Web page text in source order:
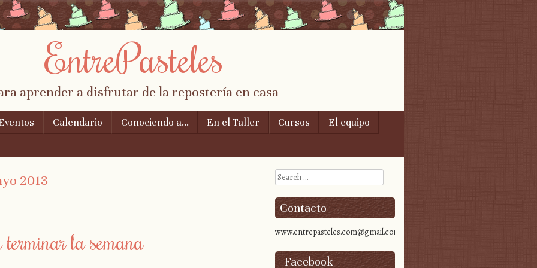
EntrePasteles
aprender a disfrutar de la repostería en casa
Calendario Conociendo a… En el Taller Cursos
El equipo
2013
la semana
Search
Contacto
www.entrepasteles.com@gmail.com
Facebook